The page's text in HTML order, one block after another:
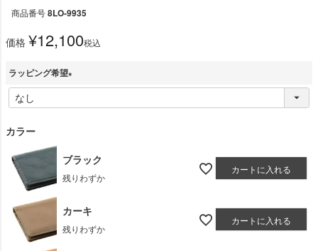
商品番号8LO-9935
価格 ¥12,100税込
ラッピング希望
必
カラー
ブラック
残りわずか
カートに入れる
カーキ
残りわずか
カートに入れる